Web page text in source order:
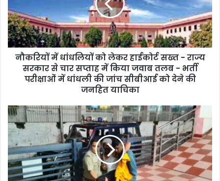
नौकरियों में धांधलियों को लेकर हाईकोर्ट सख्त - राज्य
सरकार से चार सप्ताह में किया जवाब तलब - भर्ती
परीक्षाओं में धांधली की जांच सीबीआई को देने की
जनहित याचिका